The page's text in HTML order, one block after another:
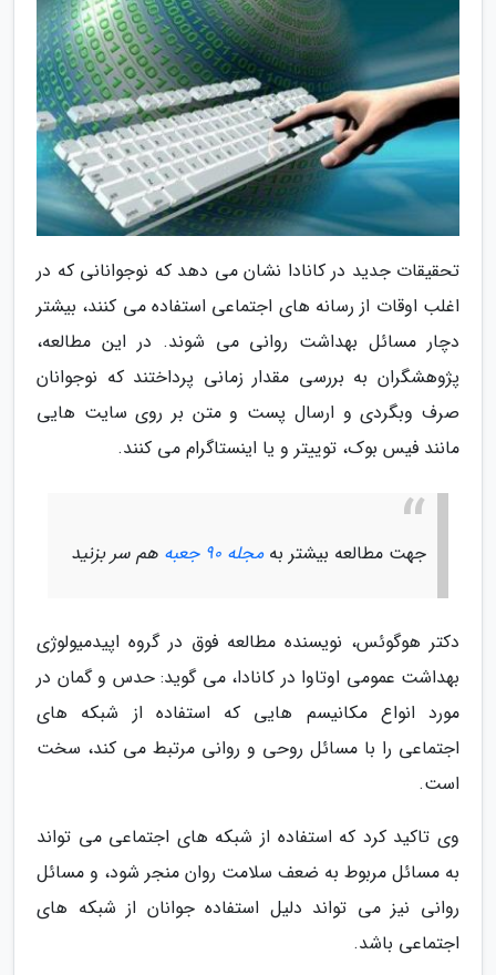
تحقیقات جدید در کانادا نشان می دهد که نوجوانانی که در
اغلب اوقات از رسانه های اجتماعی استفاده می کنند، بیشتر
دچار مسائل بهداشت روانی می شوند. در این مطالعه،
پژوهشگران به بررسی مقدار زمانی پرداختند که نوجوانان
صرف وبگردی و ارسال پست و متن بر روی سایت هایی
مانند فیس بوک، توییتر و یا اینستاگرام می کنند.
جهت مطالعه بیشتر بهمجله 90 جعبه هم سر بزنید
دکتر هوگوئس، نویسنده مطالعه فوق در گروه اپیدمیولوژی
بهداشت عمومی اوتاوا در کانادا، می گوید: حدس و گمان در
مورد انواع مکانیسم هایی که استفاده از شبکه های
اجتماعی را با مسائل روحی و روانی مرتبط می کند، سخت
است.
وی تاکید کرد که استفاده از شبکه های اجتماعی می تواند
به مسائل مربوط به ضعف سلامت روان منجر شود، و مسائل
روانی نیز می تواند دلیل استفاده جوانان از شبکه های
اجتماعی باشد.